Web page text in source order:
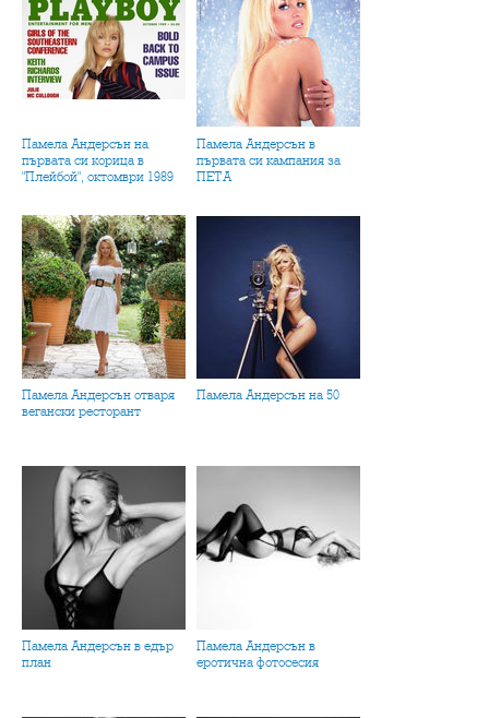
Памела Андерсън на
първата си корица в
"Плейбой", октомври 1989
Памела Андерсън в
първата си кампания за
ПЕТА
Памела Андерсън отваря
вегански ресторант
Памела Андерсън на 50
Памела Андерсън в едър
план
Памела Андерсън в
еротична фотосесия